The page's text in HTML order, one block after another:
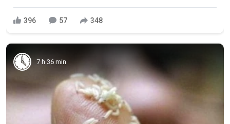
396 57 348
7 h 36 min